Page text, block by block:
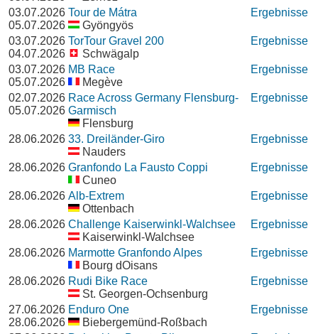
03.07.2026
05.07.2026
Tour de Mátra
Gyöngyös
Ergebnisse
03.07.2026
04.07.2026
TorTour Gravel 200
Schwägalp
Ergebnisse
03.07.2026
05.07.2026
MB Race
Megève
Ergebnisse
02.07.2026
05.07.2026
Race Across Germany Flensburg-
Garmisch
Flensburg
Ergebnisse
28.06.2026 33. Dreiländer-Giro
Nauders
Ergebnisse
28.06.2026 Granfondo La Fausto Coppi
Cuneo
Ergebnisse
28.06.2026 Alb-Extrem
Ottenbach
Ergebnisse
28.06.2026 Challenge Kaiserwinkl-Walchsee
Kaiserwinkl-Walchsee
Ergebnisse
28.06.2026 Marmotte Granfondo Alpes
Bourg dOisans
Ergebnisse
28.06.2026 Rudi Bike Race
St. Georgen-Ochsenburg
Ergebnisse
27.06.2026
28.06.2026
Enduro One
Biebergemünd-Roßbach
Ergebnisse